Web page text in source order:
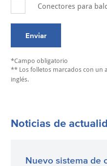
Conectores para
Enviar
** Los folletos marcados con un
inglés.
Noticias de
Nuevo sistema de